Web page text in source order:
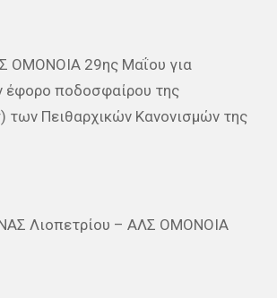
29ης Μαΐου για
έφορο ποδοσφαίρου της
Πειθαρχικών Κανονισμών της
Λιοπετρίου – ΑΛΣ ΟΜΟΝΟΙΑ